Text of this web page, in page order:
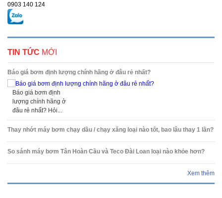
0903 140 124
TIN TỨC MỚI
Báo giá bơm định lượng chính hãng ở đâu rẻ nhất?
Báo giá bơm định
lượng chính hãng ở
đâu rẻ nhất? Hỏi...
Thay nhớt máy bơm chạy dầu / chạy xăng loại nào tốt, bao lâu thay 1 lần?
So sánh máy bơm Tân Hoàn Cầu và Teco Đài Loan loại nào khỏe hơn?
Xem thêm